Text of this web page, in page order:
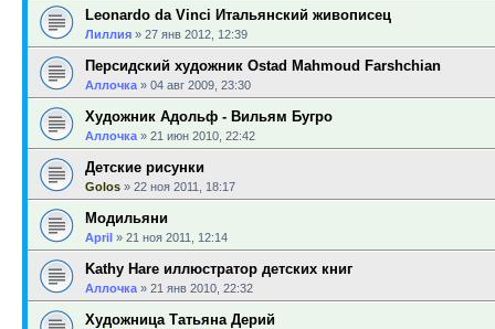
Leonardo da Vinci Итальянский живописец
Лиллия » 27 янв 2012, 12:39
Персидский художник Ostad Mahmoud Farshchian
Аллочка » 04 авг 2009, 23:30
Художник Адольф - Вильям Бугро
Аллочка » 21 июн 2010, 22:42
Детские рисунки
Golos » 22 ноя 2011, 18:17
Модильяни
April » 21 ноя 2011, 12:14
Kathy Hare иллюстратор детских книг
Аллочка » 21 янв 2010, 22:32
Художница Татьяна Дерий